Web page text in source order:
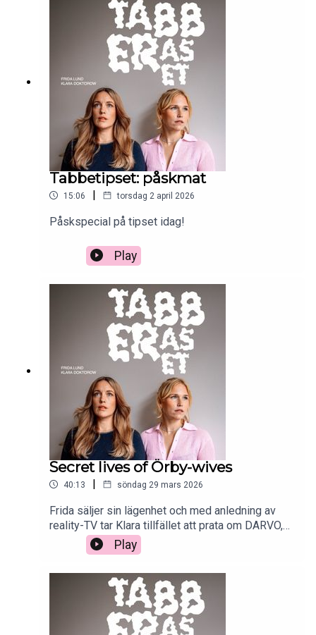
Tabbetipset: påskmat
15:06 | torsdag 2 april 2026
Påskspecial på tipset idag!
Play
Secret lives of Örby-wives
40:13 | söndag 29 mars 2026
Frida säljer sin lägenhet och med anledning av
reality-TV tar Klara tillfället att prata om DARVO,
Gaslighting och Reactive abuse.
Play